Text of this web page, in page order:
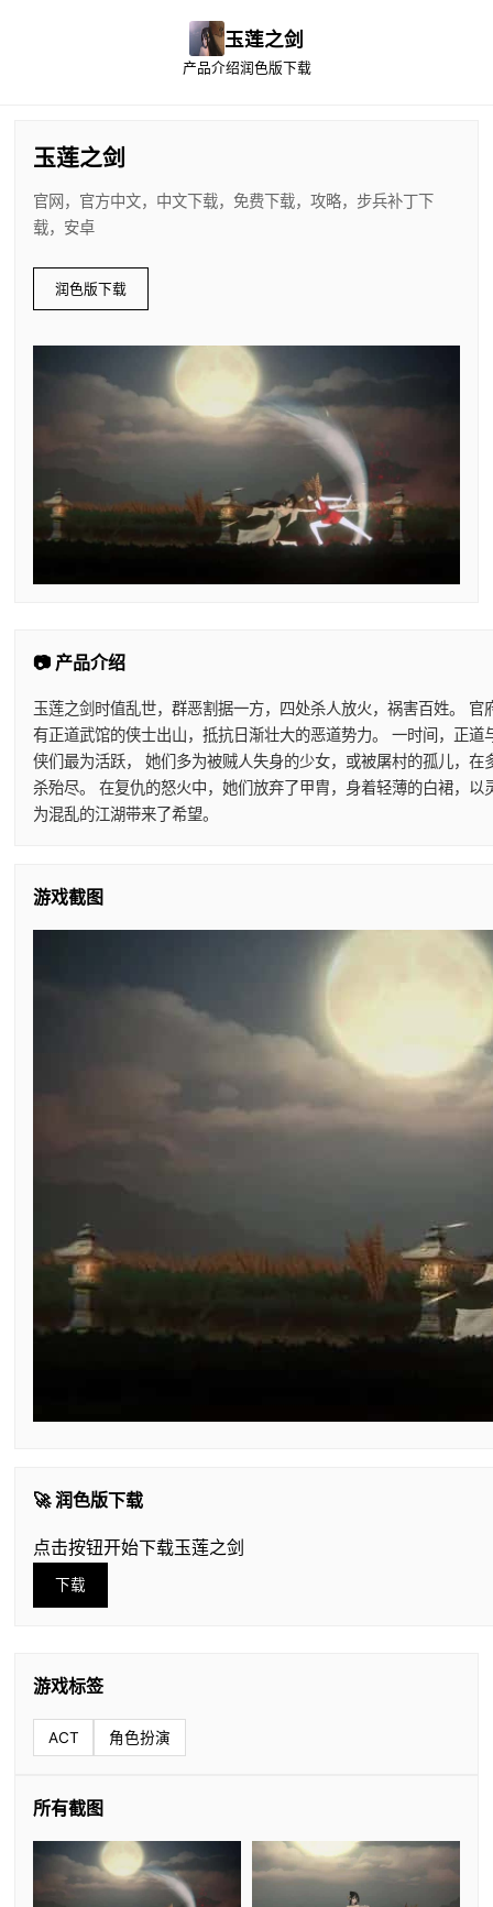
玉莲之剑
产品介绍润色版下载
玉莲之剑
官网，官方中文，中文下载，免费下载，攻略，步兵补丁下
载，安卓
润色版下载
📷 产品介绍
玉莲之剑时值乱世，群恶割据一方，四处杀人放火，祸害百姓。
有正道武馆的侠士出山，抵抗日渐壮大的恶道势力。 一时间，正
侠们最为活跃， 她们多为被贼人失身的少女，或被屠村的孤儿，
杀殆尽。 在复仇的怒火中，她们放弃了甲胄，身着轻薄的白裙，
为混乱的江湖带来了希望。
游戏截图
🚀 润色版下载
点击按钮开始下载玉莲之剑
下载
游戏标签
ACT 角色扮演
所有截图